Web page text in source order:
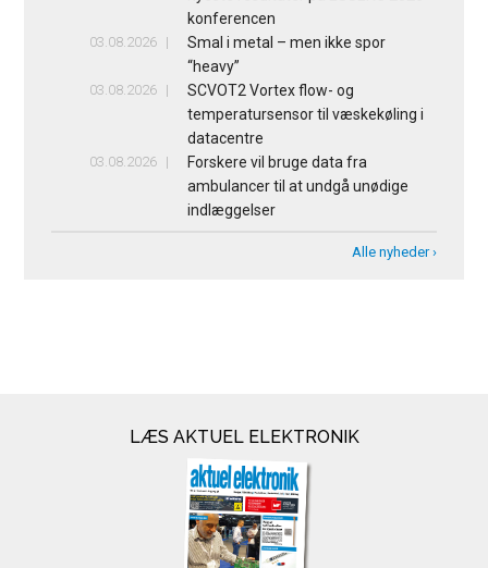
konferencen
03.08.2026
Smal i metal – men ikke spor
“heavy”
03.08.2026
SCVOT2 Vortex flow- og
temperatursensor til væskekøling i
datacentre
03.08.2026
Forskere vil bruge data fra
ambulancer til at undgå unødige
indlæggelser
Alle nyheder ›
LÆS AKTUEL ELEKTRONIK